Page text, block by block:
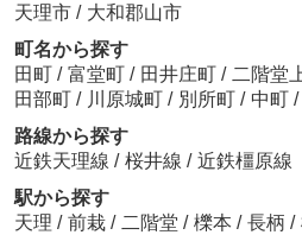
天理市 / 大和郡山市
町名から探す
田町 / 富堂町 / 田井庄町 / 二階堂
田部町 / 川原城町 / 別所町 / 中町 /
路線から探す
近鉄天理線 / 桜井線 / 近鉄橿原線
駅から探す
天理 / 前栽 / 二階堂 / 櫟本 / 長柄 /